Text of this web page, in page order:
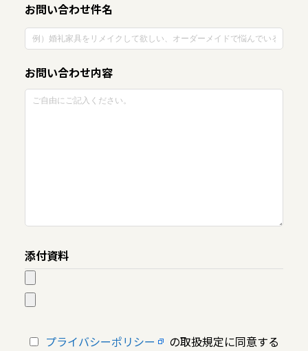
お問い合わせ件名
お問い合わせ内容
添付資料
プライバシーポリシー の取扱規定に同意する